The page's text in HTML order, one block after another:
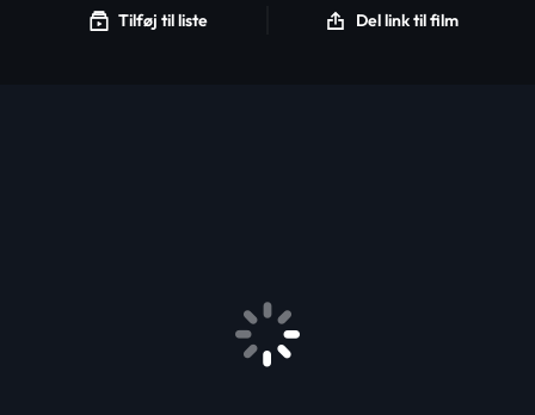
Tilføj til liste Del link til film